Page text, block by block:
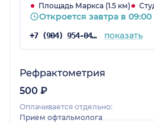
Площадь Маркса (1.5 км)
Откроется завтра в 09:00
+7 (904) 954-04-89 показать
Рефрактометрия
500 ₽
Оплачивается отдельно:
Прием офтальмолога